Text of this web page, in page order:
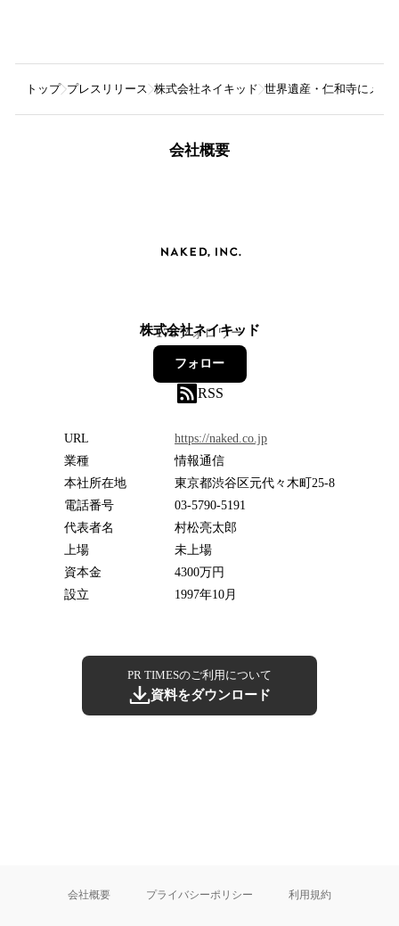
トップ プレスリリース 株式会社ネイキッド 世界遺産・仁和寺にメタ
会社概要
株式会社ネイキッド
178フォロワー
フォロー
RSS
URL
https://naked.co.jp
業種
情報通信
本社所在地
東京都渋谷区元代々木町25-8
電話番号
03-5790-5191
代表者名
村松亮太郎
上場
未上場
資本金
4300万円
設立
1997年10月
PR TIMESのご利用について
資料をダウンロード
会社概要 プライバシーポリシー 利用規約